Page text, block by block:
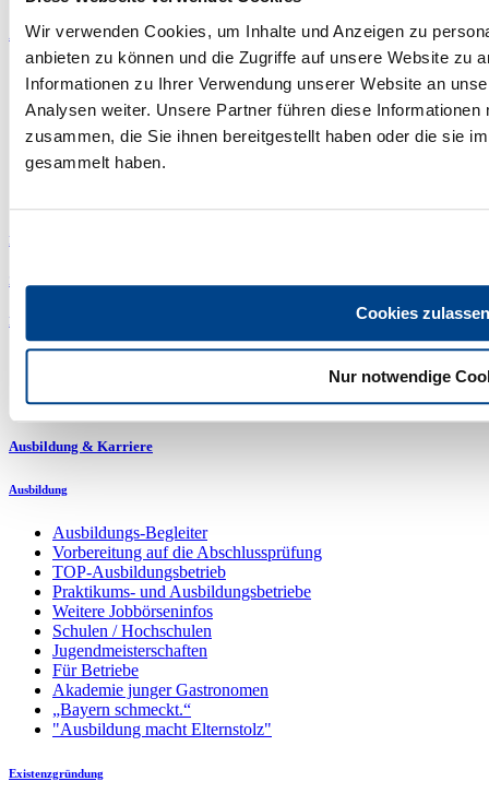
Wir verwenden Cookies, um Inhalte und Anzeigen zu
anbieten zu können und die Zugriffe auf unsere Website zu
Informationen zu Ihrer Verwendung unserer Website an
Analysen weiter. Unsere Partner führen diese
zusammen, die Sie ihnen bereitgestellt haben oder die sie
gesammelt haben.
Cookies zulassen
Nur notwendige
Aktionen & Initiativen
Petition Minijobs erhalten
7 Prozent Mehrwertsteuer auf Speisen
Olympiabewerbung München
Gemeinsam gegen Lebensmittelverschwendung
Wirte kochen für Kinder
Kommunalwahl 2026
Events
Web-Veranstaltungen
Ausbildung & Karriere
Ausbildung
Ausbildungs-Begleiter
Vorbereitung auf die Abschlussprüfung
TOP-Ausbildungsbetrieb
Praktikums- und Ausbildungsbetriebe
Weitere Jobbörseninfos
Schulen / Hochschulen
Jugendmeisterschaften
Für Betriebe
Akademie junger Gastronomen
„Bayern schmeckt.“
"Ausbildung macht Elternstolz"
Existenzgründung